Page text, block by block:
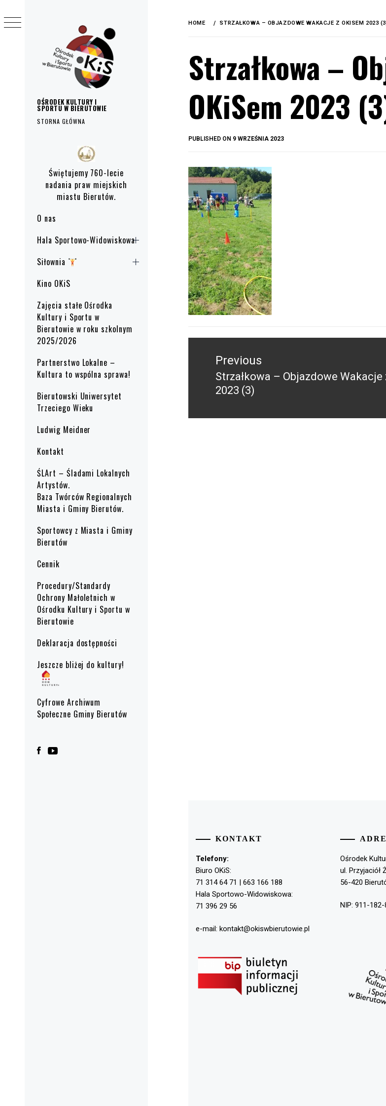
OŚRODEK KULTURY I
SPORTU W BIERUTOWIE
STORNA GŁÓWNA
Świętujemy 760-lecie
nadania praw miejskich
miastu Bierutów.
O nas
Hala Sportowo-Widowiskowa
Siłownia
Kino OKiS
Zajęcia stałe Ośrodka
Kultury i Sportu w
Bierutowie w roku szkolnym
2025/2026
Partnerstwo Lokalne –
Kultura to wspólna sprawa!
Bierutowski Uniwersytet
Trzeciego Wieku
Ludwig Meidner
Kontakt
ŚLArt – Śladami Lokalnych
Artystów.
Baza Twórców Regionalnych
Miasta i Gminy Bierutów.
Sportowcy z Miasta i Gminy
Bierutów
Cennik
Procedury/Standardy
Ochrony Małoletnich w
Ośrodku Kultury i Sportu w
Bierutowie
Deklaracja dostępności
Jeszcze bliżej do kultury!
Cyfrowe Archiwum
Społeczne Gminy Bierutów
HOME STRZAŁKOWA – OBJAZDOWE WAKACJE Z OKISEM 2023
Strzałkowa –
OKiSem 2023
PUBLISHED ON 9 WRZEŚNIA 2023
wpisuPrevious
Previous
post:
Strzałkowa – Objazdowe Wakacje
2023 (3)
KONTAKT
Telefony:
Biuro OKiS:
71 314 64 71 | 663 166 188
Hala Sportowo-Widowiskowa:
71 396 29 56
e-mail: kontakt@okiswbierutowie.pl
Ośrodek
ul. Przyjaciół
56-420
NIP: 911-